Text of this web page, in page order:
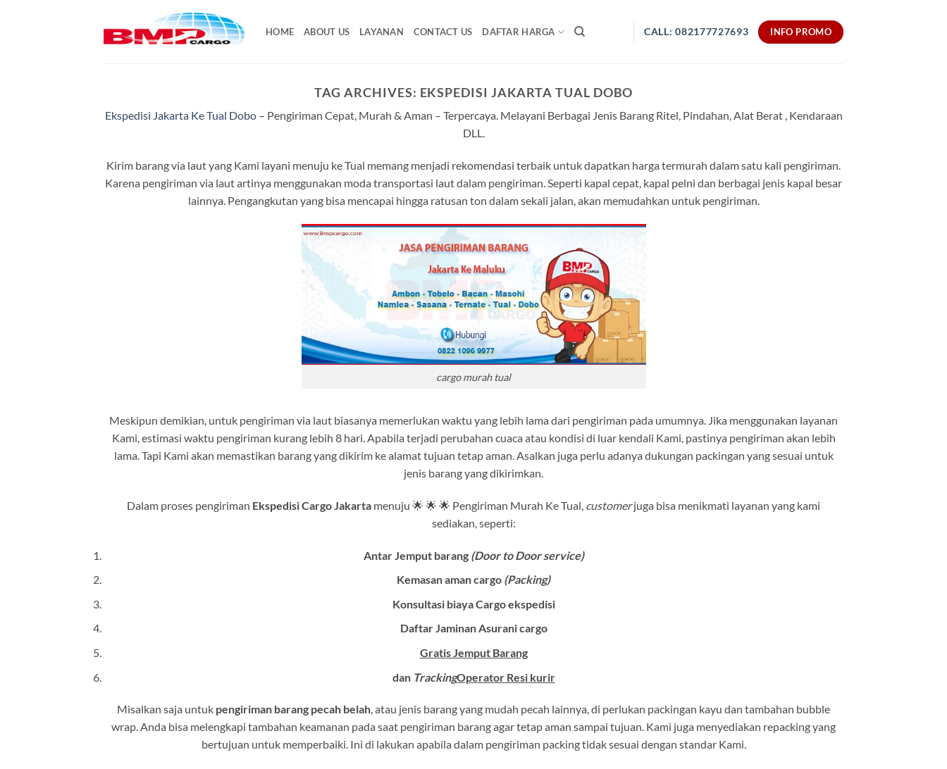
HOME ABOUT US LAYANAN CONTACT US DAFTAR HARGA CALL: 082177727693 INFO PROMO
TAG ARCHIVES: EKSPEDISI JAKARTA TUAL DOBO
Ekspedisi Jakarta Ke Tual Dobo– Pengiriman Cepat, Murah & Aman – Terpercaya. Melayani Berbagai Jenis Barang Ritel, Pindahan, Alat Berat , Kendaraan
DLL.
Kirim barang via laut yang Kami layani menuju ke Tual memang menjadi rekomendasi terbaik untuk dapatkan harga termurah dalam satu kali pengiriman.
Karena pengiriman via laut artinya menggunakan moda transportasi laut dalam pengiriman. Seperti kapal cepat, kapal pelni dan berbagai jenis kapal besar
lainnya. Pengangkutan yang bisa mencapai hingga ratusan ton dalam sekali jalan, akan memudahkan untuk pengiriman.
cargo murah tual
Meskipun demikian, untuk pengiriman via laut biasanya memerlukan waktu yang lebih lama dari pengiriman pada umumnya. Jika menggunakan layanan
Kami, estimasi waktu pengiriman kurang lebih 8 hari. Apabila terjadi perubahan cuaca atau kondisi di luar kendali Kami, pastinya pengiriman akan lebih
lama. Tapi Kami akan memastikan barang yang dikirim ke alamat tujuan tetap aman. Asalkan juga perlu adanya dukungan packingan yang sesuai untuk
jenis barang yang dikirimkan.
Dalam proses pengiriman Ekspedisi Cargo Jakarta menuju 🌟 🌟 🌟 Pengiriman Murah Ke Tual, customerjuga bisa menikmati layanan yang kami
sediakan, seperti:
Antar Jemput barang(Door to Door service)
Kemasan aman cargo (Packing)
Konsultasi biaya Cargo ekspedisi
Daftar Jaminan Asurani cargo
Gratis Jemput Barang
dan TrackingOperator Resi kurir
Misalkan saja untuk pengiriman barang pecah belah, atau jenis barang yang mudah pecah lainnya, di perlukan packingan kayu dan tambahan bubble
wrap. Anda bisa melengkapi tambahan keamanan pada saat pengiriman barang agar tetap aman sampai tujuan. Kami juga menyediakan repacking yang
bertujuan untuk memperbaiki. Ini di lakukan apabila dalam pengiriman packing tidak sesuai dengan standar Kami.